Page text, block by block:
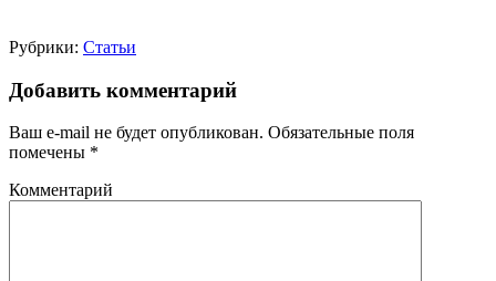
Рубрики: Статьи
Добавить комментарий
Ваш e-mail не будет опубликован. Обязательные поля
помечены *
Комментарий